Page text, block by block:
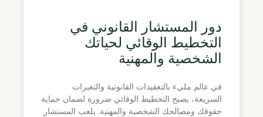
دور المستشار القانوني في
التخطيط الوقائي لحياتك
الشخصية والمهنية
في عالم مليء بالتعقيدات القانونية والتغيرات
السريعة، يصبح التخطيط الوقائي ضرورة لضمان حماية
حقوقك ومصالحك الشخصية والمهنية. يلعب المستشار